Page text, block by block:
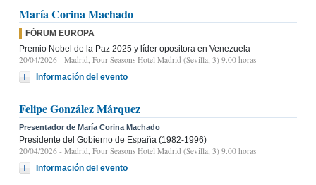
María Corina Machado
FÓRUM EUROPA
Premio Nobel de la Paz 2025 y líder opositora en Venezuela
20/04/2026 - Madrid, Four Seasons Hotel Madrid (Sevilla, 3) 9.00 horas
Información del evento
Felipe González Márquez
Presentador de María Corina Machado
Presidente del Gobierno de España (1982-1996)
20/04/2026 - Madrid, Four Seasons Hotel Madrid (Sevilla, 3) 9.00 horas
Información del evento